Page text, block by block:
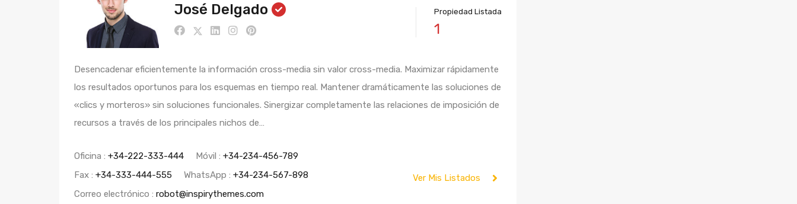
José Delgado Propiedad Listada
1
Desencadenar eficientemente la información cross-media sin valor cross-media. Maximizar rápidamente
los resultados oportunos para los esquemas en tiempo real. Mantener dramáticamente las soluciones de
«clics y morteros» sin soluciones funcionales. Sinergizar completamente las relaciones de imposición de
recursos a través de los principales nichos de…
Oficina : +34-222-333-444 Móvil : +34-234-456-789
Fax : +34-333-444-555 WhatsApp : +34-234-567-898
Correo electrónico : robot@inspirythemes.com
Ver Mis Listados